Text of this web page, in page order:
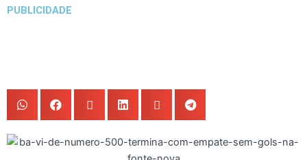
PUBLICIDADE